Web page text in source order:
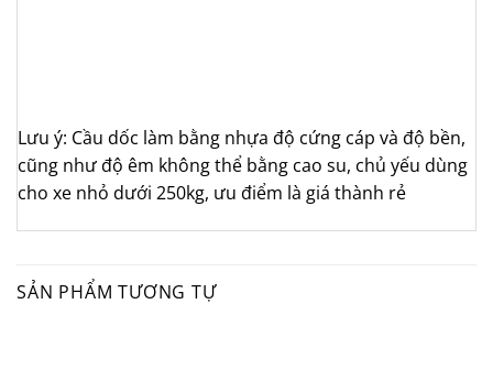
Lưu ý: Cầu dốc làm bằng nhựa độ cứng cáp và độ bền,
cũng như độ êm không thể bằng cao su, chủ yếu dùng
cho xe nhỏ dưới 250kg, ưu điểm là giá thành rẻ
SẢN PHẨM TƯƠNG TỰ